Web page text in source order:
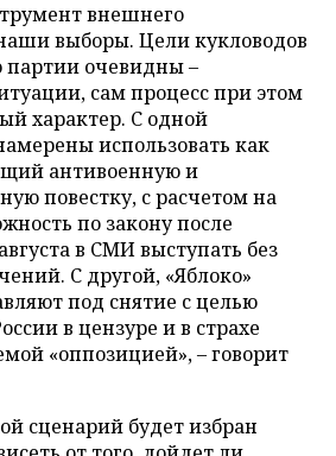
внешнего
выборы. Цели кукловодов
партии очевидны –
сам процесс при этом
характер. С одной
использовать как
антивоенную и
повестку, с расчетом на
по закону после
в СМИ выступать без
С другой, «Яблоко»
под снятие с целью
в цензуре и в страхе
«оппозицией», – говорит
сценарий будет избран